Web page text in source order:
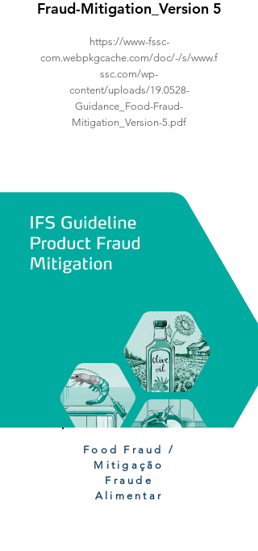
Fraud-Mitigation_Version 5
https://www-fssc-
com.webpkgcache.com/doc/-/s/www.f
ssc.com/wp-
content/uploads/19.0528-
Guidance_Food-Fraud-
Mitigation_Version-5.pdf
Food Fraud /
Mitigação
Fraude
Alimentar